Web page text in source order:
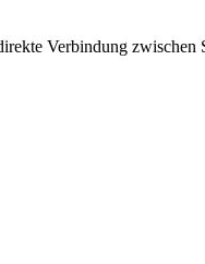
Verbindung zwischen